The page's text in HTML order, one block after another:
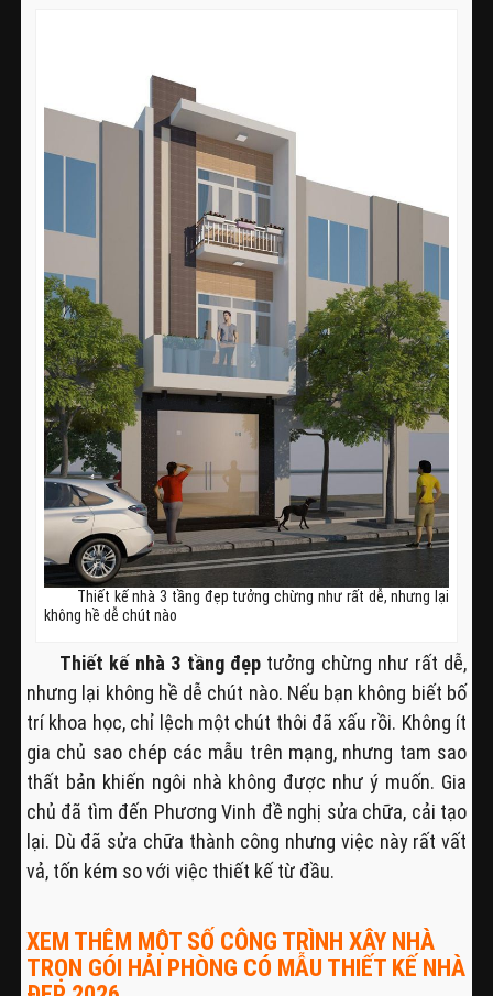
Thiết kế nhà 3 tầng đẹp tưởng chừng như rất dễ, nhưng lại
không hề dễ chút nào
Thiết kế nhà 3 tầng đẹp tưởng chừng như rất dễ,
nhưng lại không hề dễ chút nào. Nếu bạn không biết bố
trí khoa học, chỉ lệch một chút thôi đã xấu rồi. Không ít
gia chủ sao chép các mẫu trên mạng, nhưng tam sao
thất bản khiến ngôi nhà không được như ý muốn. Gia
chủ đã tìm đến Phương Vinh đề nghị sửa chữa, cải tạo
lại. Dù đã sửa chữa thành công nhưng việc này rất vất
vả, tốn kém so với việc thiết kế từ đầu.
XEM THÊM MỘT SỐ CÔNG TRÌNH XÂY NHÀ
TRỌN GÓI HẢI PHÒNG CÓ MẪU THIẾT KẾ NHÀ